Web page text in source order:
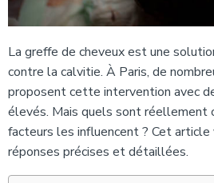
La greffe de cheveux est une
contre la calvitie. À Paris, de
proposent cette intervention avec
élevés. Mais quels sont réellement
facteurs les influencent ? Cet
réponses précises et détaillées.